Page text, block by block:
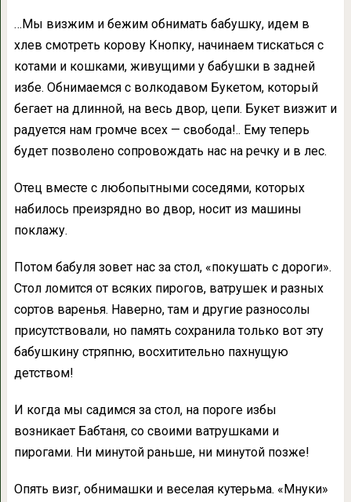
…Мы визжим и бежим обнимать бабушку, идем в
хлев смотреть корову Кнопку, начинаем тискаться с
котами и кошками, живущими у бабушки в задней
избе. Обнимаемся с волкодавом Букетом, который
бегает на длинной, на весь двор, цепи. Букет визжит и
радуется нам громче всех — свобода!.. Ему теперь
будет позволено сопровождать нас на речку и в лес.
Отец вместе с любопытными соседями, которых
набилось преизрядно во двор, носит из машины
поклажу.
Потом бабуля зовет нас за стол, «покушать с дороги».
Стол ломится от всяких пирогов, ватрушек и разных
сортов варенья. Наверно, там и другие разносолы
присутствовали, но память сохранила только вот эту
бабушкину стряпню, восхитительно пахнущую
детством!
И когда мы садимся за стол, на пороге избы
возникает Бабтаня, со своими ватрушками и
пирогами. Ни минутой раньше, ни минутой позже!
Опять визг, обнимашки и веселая кутерьма. «Мнуки»